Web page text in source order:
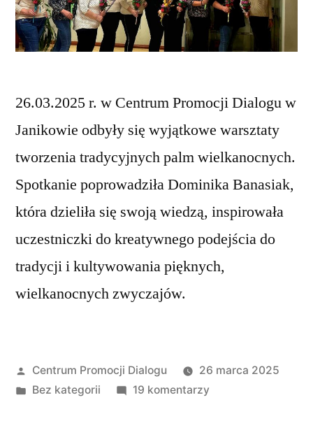
26.03.2025 r. w Centrum Promocji Dialogu w
Janikowie odbyły się wyjątkowe warsztaty
tworzenia tradycyjnych palm wielkanocnych.
Spotkanie poprowadziła Dominika Banasiak,
która dzieliła się swoją wiedzą, inspirowała
uczestniczki do kreatywnego podejścia do
tradycji i kultywowania pięknych,
wielkanocnych zwyczajów.
Opublikowane
przez
Centrum Promocji Dialogu
26 marca 2025
Opublikowano
Bez kategorii 19 komentarzydo